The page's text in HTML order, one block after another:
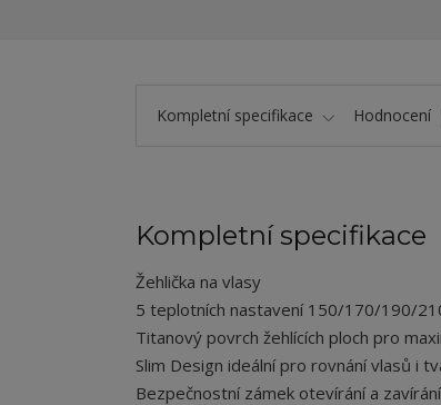
Kompletní specifikace Hodnocení
Kompletní specifikace
Žehlička na vlasy
5 teplotních nastavení 150/170/190/
Titanový povrch žehlících ploch pro
Slim Design ideální pro rovnání vlasů i
Bezpečnostní zámek otevírání a zavírání